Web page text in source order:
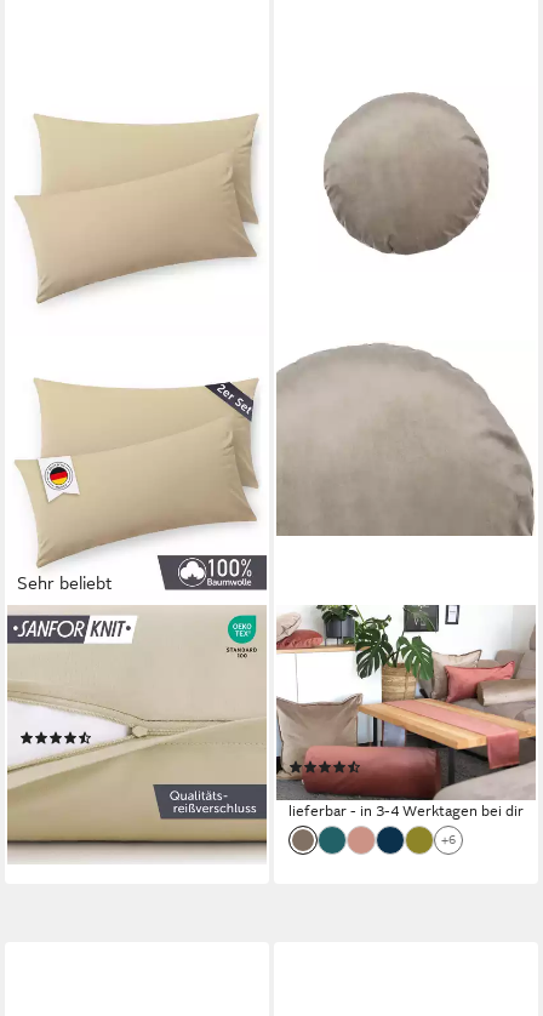
Sehr beliebt
BLUMTAL
Kissenbezug Premium Jersey
2er Set, Oeko-Tex Zertifiziert,
(2 Stück), 100% Baumwolle
(874)
ab 9,99 € UVP
-23%
lieferbar - in 2-3 Werktagen bei dir
+8
BETIES
Kissenbezug Samt&Sonders,
(1 Stück), Kissenhülle rund ca.
80 cm Samtkissen warm +
weich Taupe
(81)
34,90 €
lieferbar - in 3-4 Werktagen bei dir
+6